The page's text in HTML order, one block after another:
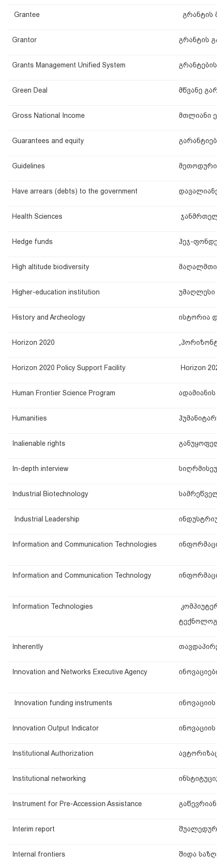
Grantee გრანტის
Grantor გრანტის
Grants Management Unified System
Green Deal მწვანე
Gross National Income მთლიანი
Guarantees and equity
Guidelines მეთოდური
Have arrears (debts) to the government
Health Sciences
Hedge funds ჰეჯ-
High altitude biodiversity
Higher-education institution უმაღლესი
History and Archeology ისტორია
Horizon 2020
Horizon 2020 Policy Support Facility Horizon
Human Frontier Science Program
Humanities
Inalienable rights
In-depth interview
Industrial Biotechnology
Industrial Leadership
Information and Communication Technologies
Information and Communication Technology
Information Technologies
Inherently
Innovation and Networks Executive Agency
Innovation funding instruments
Innovation Output Indicator
Institutional Authorization
Institutional networking
Instrument for Pre-Accession Assistance
Interim report
Internal frontiers შიდა